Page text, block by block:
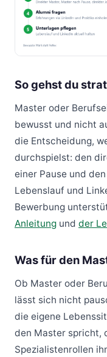
So gehst du
Master oder
bewusst und nicht
die Entscheidung,
durchspielst: den
einer Pause und
Lebenslauf und
Bewerbung
Anleitung und der
Was für den
Ob Master oder
lässt sich nicht
die eigene
den Master spricht,
Spezialistenrollen